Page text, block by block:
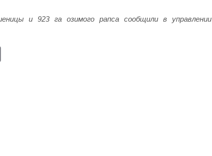
и 923 га озимого рапса сообщили в управлении